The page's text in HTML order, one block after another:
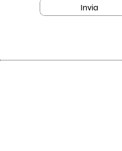
Invia